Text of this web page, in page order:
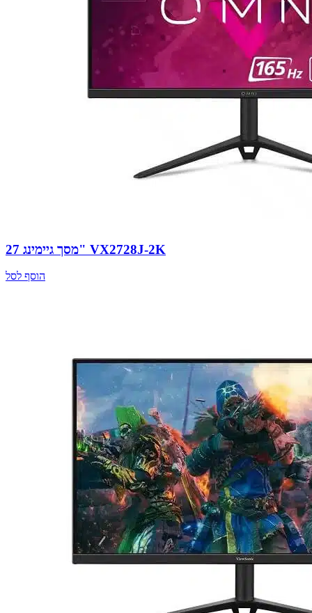
מסך גיימינג 27" VX2728J-2K
הוסף לסל